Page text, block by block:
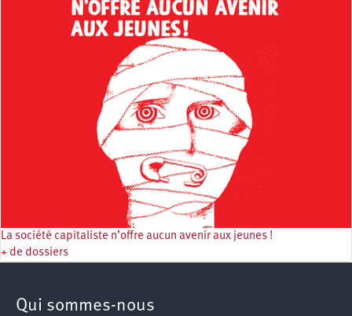
La société capitaliste n’offre aucun avenir aux jeunes !
+ de dossiers
Qui sommes-nous